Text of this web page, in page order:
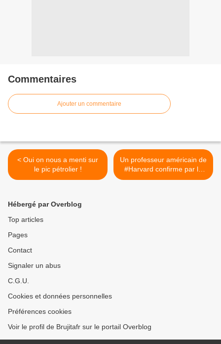
Commentaires
Ajouter un commentaire
< Oui on nous a menti sur
le pic pétrolier !
Un professeur américain de
#Harvard confirme par le
biais d’une déclaration
Hébergé par Overblog
Top articles
Pages
Contact
Signaler un abus
C.G.U.
Cookies et données personnelles
Préférences cookies
Voir le profil de Brujitafr sur le portail Overblog